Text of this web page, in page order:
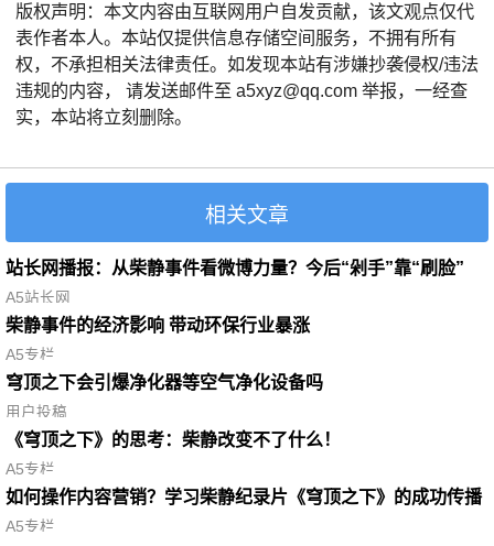
版权声明：本文内容由互联网用户自发贡献，该文观点仅代
表作者本人。本站仅提供信息存储空间服务，不拥有所有
权，不承担相关法律责任。如发现本站有涉嫌抄袭侵权/违法
违规的内容， 请发送邮件至 a5xyz@qq.com 举报，一经查
实，本站将立刻删除。
相关文章
站长网播报：从柴静事件看微博力量？今后“剁手”靠“刷脸”
A5站长网
柴静事件的经济影响 带动环保行业暴涨
A5专栏
穹顶之下会引爆净化器等空气净化设备吗
用户投稿
《穹顶之下》的思考：柴静改变不了什么！
A5专栏
如何操作内容营销？学习柴静纪录片《穹顶之下》的成功传播
A5专栏